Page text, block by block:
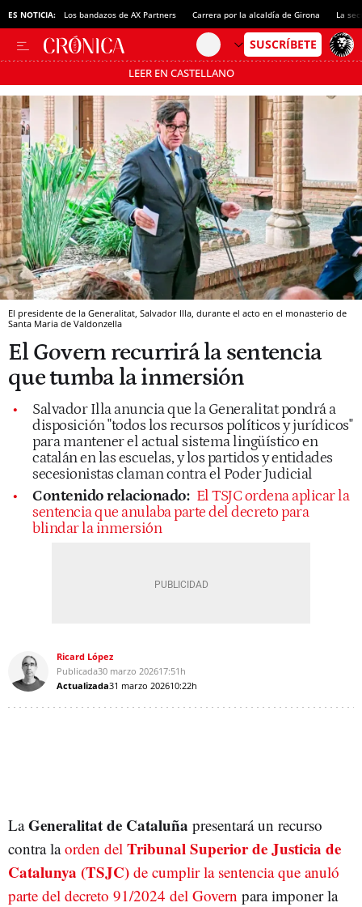
ES NOTICIA: Los bandazos de AX Partners Carrera por la alcaldía de Girona La
LEER EN CASTELLANO
Pásate al MODO AHORRO
El presidente de la Generalitat, Salvador Illa, durante el acto en el monasterio de
Santa Maria de Valdonzella
El Govern recurrirá la sentencia
que tumba la inmersión
Salvador Illa anuncia que la Generalitat pondrá a
disposición "todos los recursos políticos y jurídicos"
para mantener el actual sistema lingüístico en
catalán en las escuelas, y los partidos y entidades
secesionistas claman contra el Poder Judicial
Contenido relacionado: El TSJC ordena aplicar la
sentencia que anulaba parte del decreto para
blindar la inmersión
Ricard López
Publicada30 marzo 202617:51h
Actualizada31 marzo 202610:22h
LaGeneralitat de Cataluña presentará un recurso
contra laorden del Tribunal Superior de Justicia de
Catalunya (TSJC) de cumplir la sentencia que anuló
parte del decreto 91/2024 del Govern para imponer la